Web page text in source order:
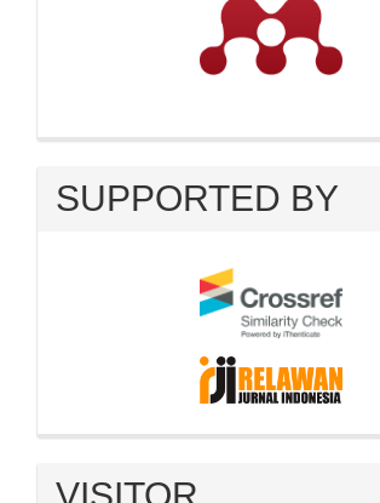
SUPPORTED BY
VISITOR